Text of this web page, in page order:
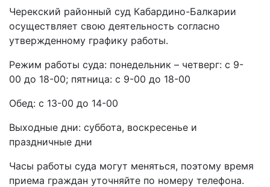
Черекский районный суд Кабардино-Балкарии
осуществляет свою деятельность согласно
утвержденному графику работы.
Режим работы суда: понедельник – четверг: с 9-
00 до 18-00; пятница: с 9-00 до 18-00
Обед: с 13-00 до 14-00
Выходные дни: суббота, воскресенье и
праздничные дни
Часы работы суда могут меняться, поэтому время
приема граждан уточняйте по номеру телефона.